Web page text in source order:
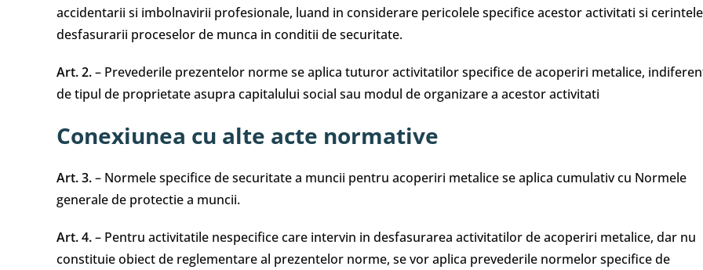
accidentarii si imbolnavirii profesionale, luand in considerare pericolele specifice acestor activitati si cerintele
desfasurarii proceselor de munca in conditii de securitate.
Art. 2.– Prevederile prezentelor norme se aplica tuturor activitatilor specifice de acoperiri metalice,
de tipul de proprietate asupra capitalului social sau modul de organizare a acestor activitati
Conexiunea cu alte acte normative
Art. 3.– Normele specifice de securitate a muncii pentru acoperiri metalice se aplica cumulativ cu Normele
generale de protectie a muncii.
Art. 4.– Pentru activitatile nespecifice care intervin in desfasurarea activitatilor de acoperiri metalice, dar nu
constituie obiect de reglementare al prezentelor norme, se vor aplica prevederile normelor specifice de